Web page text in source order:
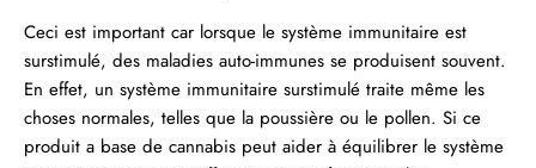
Ceci est important car lorsque le système immunitaire est
surstimulé, des maladies auto-immunes se produisent souvent.
En effet, un système immunitaire surstimulé traite même les
choses normales, telles que la poussière ou le pollen. Si ce
produit a base de cannabis peut aider à équilibrer le système